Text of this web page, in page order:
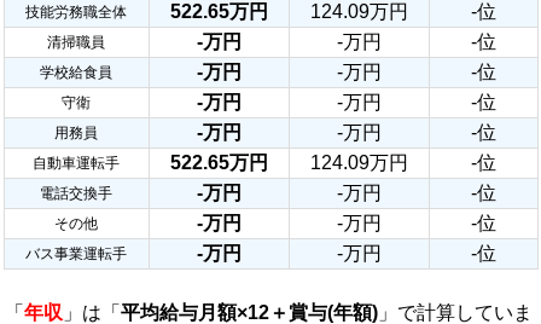
技能労務職全体 522.65万円 124.09万円 -位
清掃職員 -万円 -万円 -位
学校給食員 -万円 -万円 -位
守衛 -万円 -万円 -位
用務員 -万円 -万円 -位
自動車運転手 522.65万円 124.09万円 -位
電話交換手 -万円 -万円 -位
その他 -万円 -万円 -位
バス事業運転手 -万円 -万円 -位
「 年収 」は「 平均給与月額×12＋賞与(年額) 」で計算していま